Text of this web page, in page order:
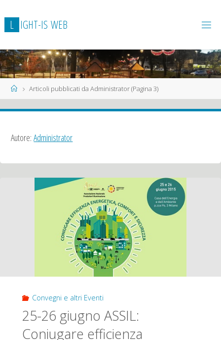
L IGHT-IS WEB
HomeArticoli pubblicati da Administrator(Pagina 3)
Autore:Administrator
Convegni e altri Eventi
25-26 giugno ASSIL:
Coniugare efficienza